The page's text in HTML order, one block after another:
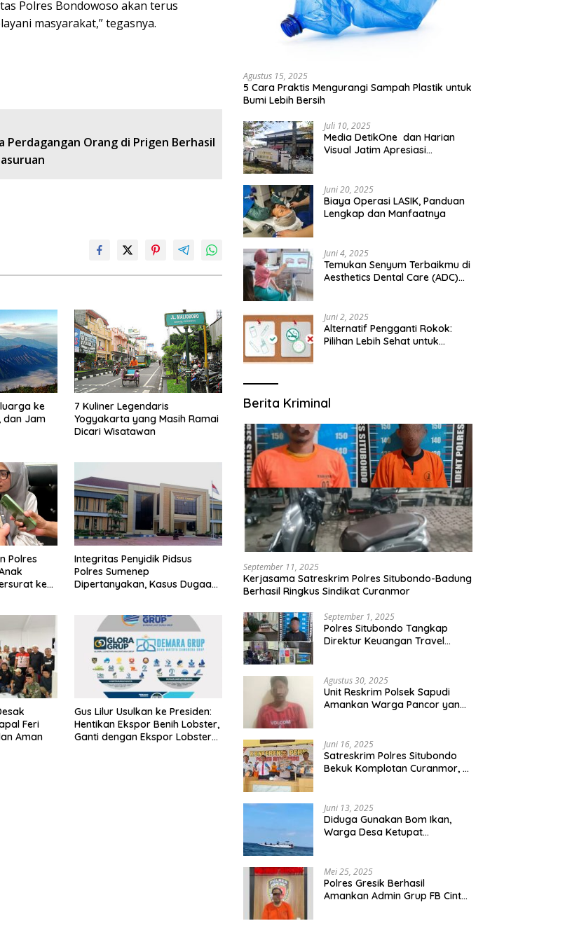
Polres Bondowoso akan terus
masyarakat,” tegasnya.
Perdagangan Orang di Prigen Berhasil
ke
dan Jam
7 Kuliner Legendaris
Yogyakarta yang Masih Ramai
Dicari Wisatawan
Polres
ke
Integritas Penyidik Pidsus
Polres Sumenep
Dipertanyakan, Kasus Dugaan
Feri
Aman
Gus Lilur Usulkan ke Presiden:
Hentikan Ekspor Benih Lobster,
Ganti dengan Ekspor Lobster
Agustus 15, 2025
5 Cara Praktis Mengurangi Sampah Plastik untuk
Bumi Lebih Bersih
Juli 10, 2025
Media DetikOne dan Harian
Visual Jatim Apresiasi
Juni 20, 2025
Biaya Operasi LASIK, Panduan
Lengkap dan Manfaatnya
Juni 4, 2025
Temukan Senyum Terbaikmu di
Aesthetics Dental Care (ADC)
Juni 2, 2025
Alternatif Pengganti Rokok:
Pilihan Lebih Sehat untuk
Berita Kriminal
September 11, 2025
Kerjasama Satreskrim Polres Situbondo-Badung
Berhasil Ringkus Sindikat Curanmor
September 1, 2025
Polres Situbondo Tangkap
Direktur Keuangan Travel
Agustus 30, 2025
Unit Reskrim Polsek Sapudi
Amankan Warga Pancor yang
Juni 16, 2025
Satreskrim Polres Situbondo
Bekuk Komplotan Curanmor, 9
Juni 13, 2025
Diduga Gunakan Bom Ikan,
Warga Desa Ketupat
Mei 25, 2025
Polres Gresik Berhasil
Amankan Admin Grup FB Cinta